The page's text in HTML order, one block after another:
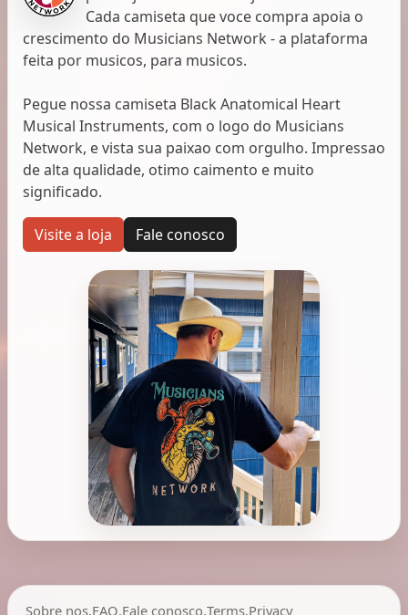
Cada camiseta que voce compra apoia o
crescimento do Musicians Network - a plataforma
feita por musicos, para musicos.
Pegue nossa camiseta Black Anatomical Heart
Musical Instruments, com o logo do Musicians
Network, e vista sua paixao com orgulho. Impressao
de alta qualidade, otimo caimento e muito
significado.
Visite a loja Fale conosco
Sobre nos,FAQ,Fale conosco,Terms,Privacy